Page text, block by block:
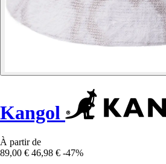
Kangol
À partir de
89,00 € 46,98 € -47%